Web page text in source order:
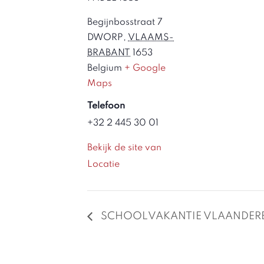
Begijnbosstraat 7
DWORP, VLAAMS-
BRABANT 1653
Belgium + Google
Maps
Telefoon
+32 2 445 30 01
Bekijk de site van
Locatie
SCHOOLVAKANTIE